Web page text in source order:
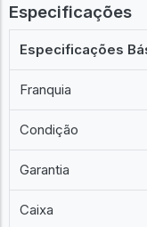
Especificações
Especificações
Franquia
Condição
Garantia
Caixa